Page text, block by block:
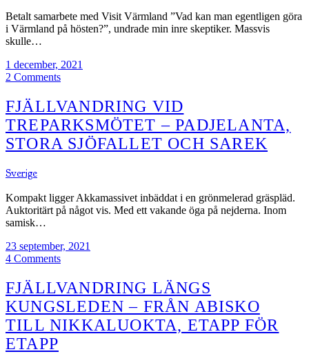
Betalt samarbete med Visit Värmland ”Vad kan man egentligen göra
i Värmland på hösten?”, undrade min inre skeptiker. Massvis
skulle…
1 december, 2021
2 Comments
FJÄLLVANDRING VID
TREPARKSMÖTET – PADJELANTA,
STORA SJÖFALLET OCH SAREK
Sverige
Kompakt ligger Akkamassivet inbäddat i en grönmelerad gräspläd.
Auktoritärt på något vis. Med ett vakande öga på nejderna. Inom
samisk…
23 september, 2021
4 Comments
FJÄLLVANDRING LÄNGS
KUNGSLEDEN – FRÅN ABISKO
TILL NIKKALUOKTA, ETAPP FÖR
ETAPP